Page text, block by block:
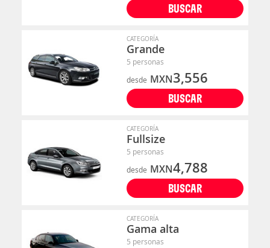
BUSCAR
CATEGORÍA
Grande
5 personas
desde MXN3,556
BUSCAR
CATEGORÍA
Fullsize
5 personas
desde MXN4,788
BUSCAR
CATEGORÍA
Gama alta
5 personas